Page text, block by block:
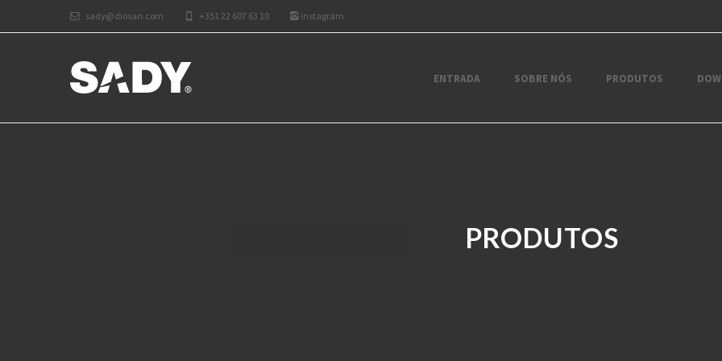
sady@diosan.com +351 22 607 63 10 instagram
ENTRADA SOBRE NÓS PRODUTOS
PRODUTOS